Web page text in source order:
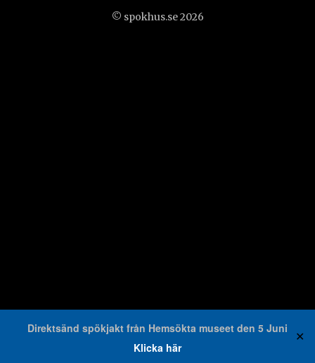
Direktsänd spökjakt från Hemsökta museet den 5 Juni
Klicka här
✕
© spokhus.se 2026